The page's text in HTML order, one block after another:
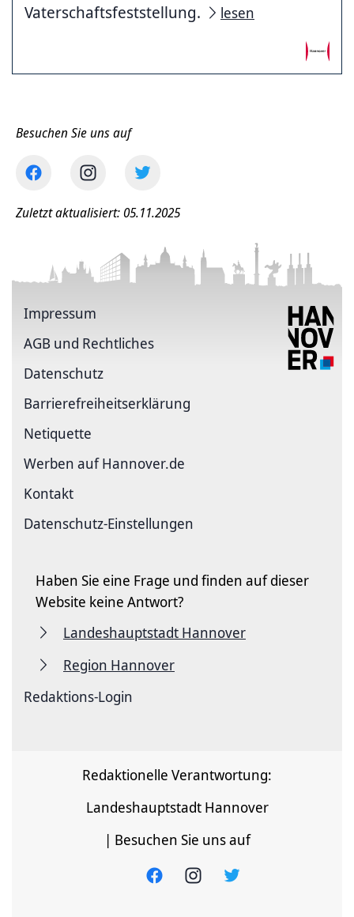
Vaterschaftsfeststellung.
lesen
Besuchen Sie uns auf
Zuletzt aktualisiert: 05.11.2025
Impressum
AGB und Rechtliches
Datenschutz
Barriere­freiheits­erklärung
Netiquette
Werben auf Hannover.de
Kontakt
Datenschutz-Einstellungen
Haben Sie eine Frage und finden auf dieser
Website keine Antwort?
Landeshauptstadt Hannover
Region Hannover
Redaktions-Login
Redaktionelle Verantwortung:
Landeshauptstadt Hannover
| Besuchen Sie uns auf